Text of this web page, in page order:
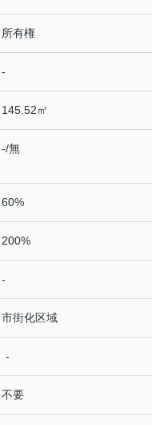
所有権
-
145.52㎡
-/無
60%
200%
-
市街化区域
-
不要